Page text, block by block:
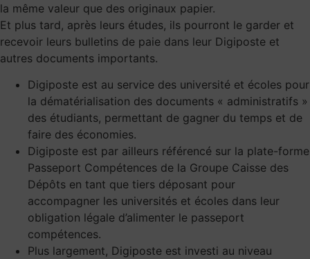
la même valeur que des originaux papier.
Et plus tard, après leurs études, ils pourront le garder et
recevoir leurs bulletins de paie dans leur Digiposte et
autres documents importants.
Digiposte est au service des université et écoles pour
la dématérialisation des documents « administratifs »
des étudiants, permettant de gagner du temps et de
faire des économies.
Digiposte est par ailleurs référencé sur la plate-forme
Passeport Compétences de la Groupe Caisse des
Dépôts en tant que tiers déposant pour
accompagner les universités et écoles dans leur
obligation légale d’alimenter le passeport
compétences.
Plus largement, Digiposte est investi au niveau